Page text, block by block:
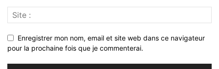
Enregistrer mon nom, email et site web dans ce navigateur
pour la prochaine fois que je commenterai.